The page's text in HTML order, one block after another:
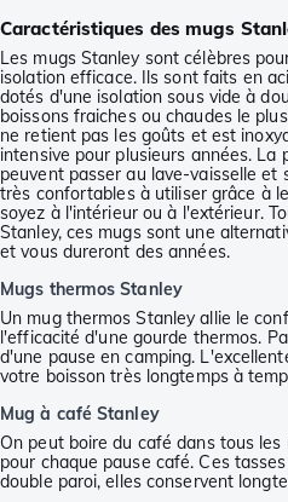
Caractéristiques des mugs
Les mugs Stanley sont célèbres
isolation efficace. Ils sont faits en
dotés d'une isolation sous vide à
boissons fraiches ou chaudes le
ne retient pas les goûts et est
intensive pour plusieurs années. La
peuvent passer au lave-vaisselle
très confortables à utiliser grâce à
soyez à l'intérieur ou à l'extérieur.
Stanley, ces mugs sont une
et vous dureront des années.
Mugs thermos Stanley
Un mug thermos Stanley allie le
l'efficacité d'une gourde thermos.
d'une pause en camping.
votre boisson très longtemps à
Mug à café Stanley
On peut boire du café dans tous
pour chaque pause café. Ces
double paroi, elles conservent